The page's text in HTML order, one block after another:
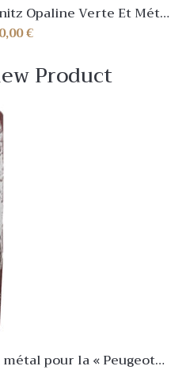
Opaline Verte Et Métal
€
Product
pour la « Peugeot